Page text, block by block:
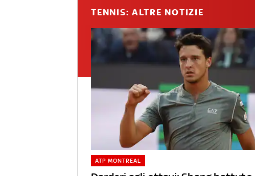
TENNIS: ALTRE NOTIZIE
ATP MONTREAL